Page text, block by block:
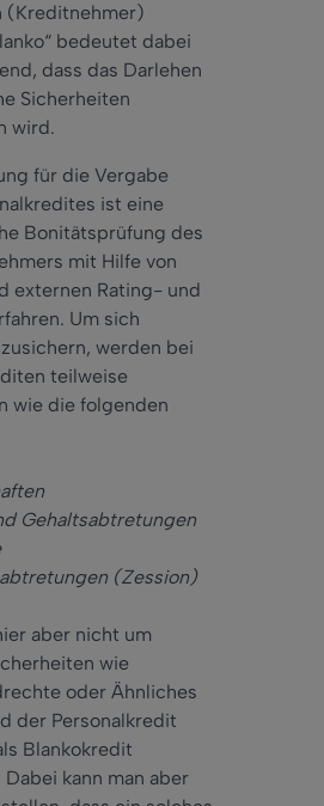
(Kreditnehmer)
bedeutet dabei
dass das Darlehen
Sicherheiten
wird.
für die Vergabe
ist eine
Bonitätsprüfung des
mit Hilfe von
externen Rating- und
Um sich
werden bei
teilweise
wie die folgenden
Gehaltsabtretungen
(Zession)
aber nicht um
wie
oder Ähnliches
der Personalkredit
Blankokredit
kann man aber